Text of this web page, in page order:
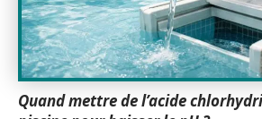
Quand mettre de l’acide